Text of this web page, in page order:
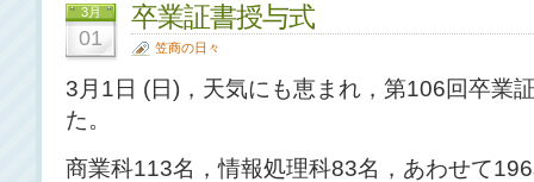
3月
01
卒業証書授与式
笠商の日々
3月1日 (日)，天気にも恵まれ，第106回卒業
た。
商業科113名，情報処理科83名，あわせて